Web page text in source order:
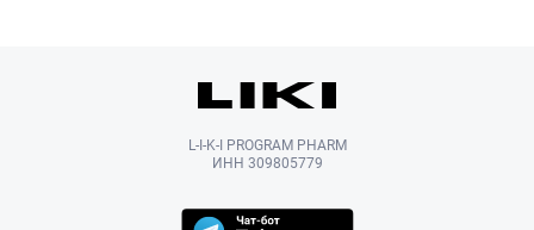
L-I-K-I PROGRAM PHARM
ИНН 309805779